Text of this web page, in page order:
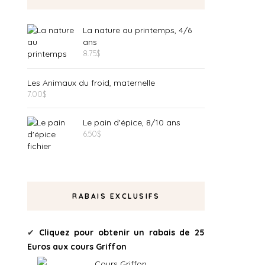
La nature au printemps, 4/6
ans
8.75$
Les Animaux du froid, maternelle
7.00$
Le pain d'épice, 8/10 ans
6.50$
RABAIS EXCLUSIFS
✔ Cliquez pour obtenir un rabais de 25
Euros aux cours Griffon